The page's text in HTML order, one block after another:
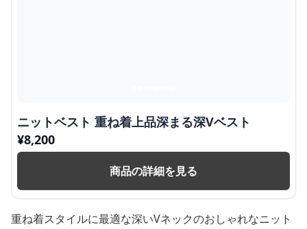
ニットベスト 重ね着上品深まる深Vベスト
¥8,200
商品の詳細を見る
重ね着スタイルに最適な深いVネックのおしゃれなニット